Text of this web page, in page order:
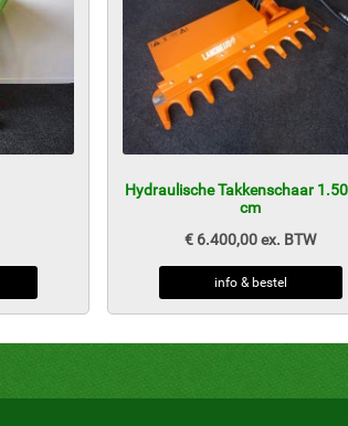
Hydraulische Takkenschaar
cm
€ 6.400,00 ex. BTW
info & bestel